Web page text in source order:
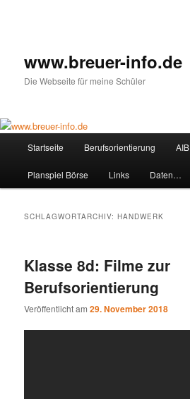
www.breuer-info.de
Die Webseite für meine Schüler
Startseite Berufsorientierung AIB
Planspiel Börse Links Daten…
SCHLAGWORTARCHIV:HANDWERK
Klasse 8d: Filme zur
Berufsorientierung
Veröffentlicht am29. November 2018